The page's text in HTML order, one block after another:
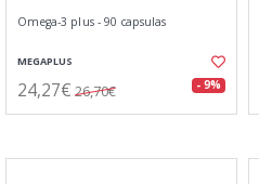
Omega-3 plus - 90 capsulas
MEGAPLUS
24,27€ 26,70€ - 9%